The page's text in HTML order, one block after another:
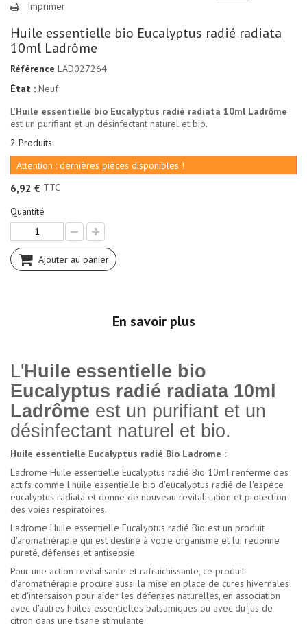
Imprimer
Huile essentielle bio Eucalyptus radié radiata
10ml Ladrôme
Référence LAD027264
État : Neuf
L'Huile essentielle bio Eucalyptus radié radiata 10ml Ladrôme
est un purifiant et un désinfectant naturel et bio.
2 Produits
Attention : dernières pièces disponibles !
6,92 € TTC
Quantité
Ajouter au panier
En savoir plus
L'Huile essentielle bio
Eucalyptus radié radiata 10ml
Ladrôme est un purifiant et un
désinfectant naturel et bio.
Huile essentielle Eucalyptus radié Bio Ladrome :
Ladrome Huile essentielle Eucalyptus radié Bio 10ml renferme des
actifs comme l'huile essentielle bio d'eucalyptus radié de l'espèce
eucalyptus radiata et donne de nouveau revitalisation et protection
des voies respiratoires.
Ladrome Huile essentielle Eucalyptus radié Bio est un produit
d'aromathérapie qui est destiné à votre organisme et lui redonne
pureté, défenses et antisepsie.
Pour une action revitalisante et rafraichissante, ce produit
d'aromathérapie procure aussi la mise en place de cures hivernales
et d'intersaison pour aider les défenses naturelles, en association
avec d'autres huiles essentielles balsamiques ou avec du jus de
citron dans une tisane stimulante.